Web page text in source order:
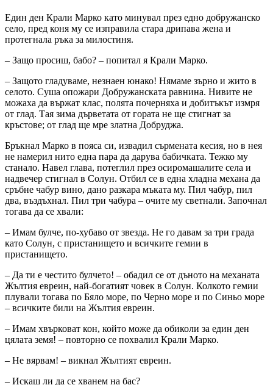
Един ден Крали Марко като минувал през едно добружанско
село, пред коня му се изправила стара дрипава жена и
протегнала ръка за милостиня.
– Защо просиш, бабо? – попитал я Крали Марко.
– Защото гладуваме, незнаен юнако! Нямаме зърно и жито в
селото. Суша опожари Добружанската равнина. Нивите не
можаха да вържат клас, полята почерняха и добитъкът измря
от глад. Тая зима дърветата от гората не ще стигнат за
кръстове; от глад ще мре златна Добруджа.
Бръкнал Марко в пояса си, извадил сърмената кесия, но в нея
не намерил нито една пара да дарува бабичката. Тежко му
станало. Навел глава, потеглил през осиромашалите села и
надвечер стигнал в Солун. Отбил се в една хладна механа да
сръбне чабур вино, дано разкара мъката му. Пил чабур, пил
два, въздъхнал. Пил три чабура – очите му светнали. Започнал
тогава да се хвали:
– Имам булче, по-хубаво от звезда. Не го давам за три града
като Солун, с пристанището и всичките гемии в
пристанището.
– Да ти е честито булчето! – обадил се от дъното на механата
Жълтия евреин, най-богатият човек в Солун. Колкото гемии
плували тогава по Бяло море, по Черно море и по Синьо море
– всичките били на Жълтия евреин.
– Имам хвърковат кон, който може да обиколи за един ден
цялата земя! – повторно се похвалил Крали Марко.
– Не вярвам! – викнал Жълтият евреин.
– Искаш ли да се хванем на бас?